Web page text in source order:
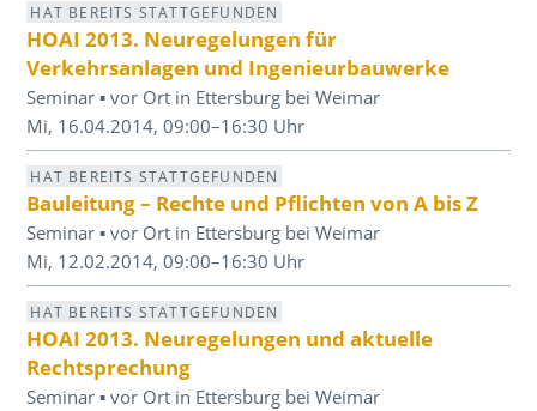
HAT BEREITS STATTGEFUNDEN
HOAI 2013. Neuregelungen für
Verkehrsanlagen und Ingenieurbauwerke
Seminar ▪ vor Ort in Ettersburg bei Weimar
Mi, 16.04.2014, 09:00–16:30 Uhr
HAT BEREITS STATTGEFUNDEN
Bauleitung – Rechte und Pflichten von A bis Z
Seminar ▪ vor Ort in Ettersburg bei Weimar
Mi, 12.02.2014, 09:00–16:30 Uhr
HAT BEREITS STATTGEFUNDEN
HOAI 2013. Neuregelungen und aktuelle
Rechtsprechung
Seminar ▪ vor Ort in Ettersburg bei Weimar